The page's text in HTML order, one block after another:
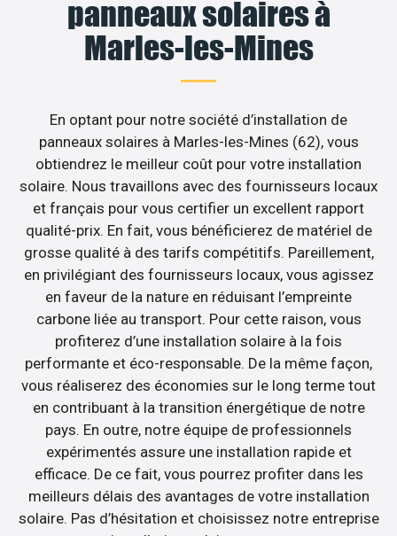
panneaux solaires à
Marles-les-Mines
En optant pour notre société d’installation de
panneaux solaires à Marles-les-Mines (62), vous
obtiendrez le meilleur coût pour votre installation
solaire. Nous travaillons avec des fournisseurs locaux
et français pour vous certifier un excellent rapport
qualité-prix. En fait, vous bénéficierez de matériel de
grosse qualité à des tarifs compétitifs. Pareillement,
en privilégiant des fournisseurs locaux, vous agissez
en faveur de la nature en réduisant l’empreinte
carbone liée au transport. Pour cette raison, vous
profiterez d’une installation solaire à la fois
performante et éco-responsable. De la même façon,
vous réaliserez des économies sur le long terme tout
en contribuant à la transition énergétique de notre
pays. En outre, notre équipe de professionnels
expérimentés assure une installation rapide et
efficace. De ce fait, vous pourrez profiter dans les
meilleurs délais des avantages de votre installation
solaire. Pas d’hésitation et choisissez notre entreprise